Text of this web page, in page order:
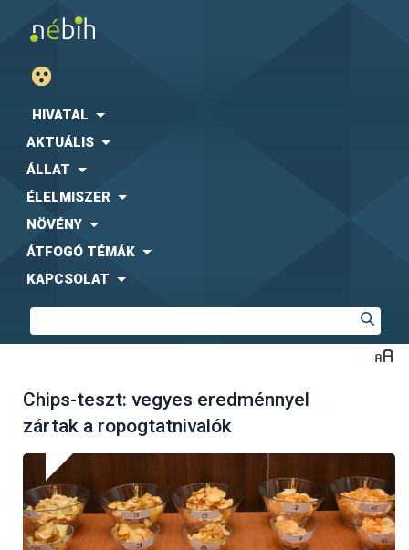
HIVATAL
AKTUÁLIS
ÁLLAT
ÉLELMISZER
NÖVÉNY
ÁTFOGÓ TÉMÁK
KAPCSOLAT
Chips-teszt: vegyes eredménnyel
zártak a ropogtatnivalók